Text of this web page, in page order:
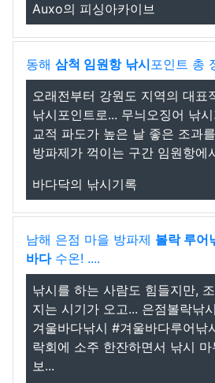
Auxo의 피싱아카이브
동해 삼척 임원항 낚시포인트 총
오래전부터 강원도 지역의 대표
낚시포인트로... 무늬오징어 낚
교적 파도가 높은 날 좋은 조과
방파제가 꺽이는 구간 임원항에
바다닥의 낚시기록
남해 은점 마을 방파제 볼락 루어
바다수온! ....
낚시를 하는 사람도 힘들지만,
지는 시기가 오고... 은점볼락낚
겨울바다낚시 #겨울바다루어낚
락회에 소주 한잔하면서 낚시
보...